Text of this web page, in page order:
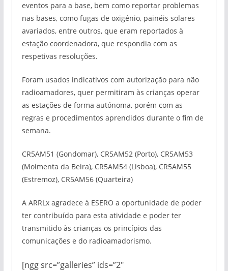
eventos para a base, bem como reportar problemas
nas bases, como fugas de oxigénio, painéis solares
avariados, entre outros, que eram reportados à
estação coordenadora, que respondia com as
respetivas resoluções.
Foram usados indicativos com autorização para não
radioamadores, quer permitiram às crianças operar
as estações de forma autónoma, porém com as
regras e procedimentos aprendidos durante o fim de
semana.
CR5AM51 (Gondomar), CR5AM52 (Porto), CR5AM53
(Moimenta da Beira), CR5AM54 (Lisboa), CR5AM55
(Estremoz), CR5AM56 (Quarteira)
A ARRLx agradece à ESERO a oportunidade de poder
ter contribuído para esta atividade e poder ter
transmitido às crianças os princípios das
comunicações e do radioamadorismo.
[ngg src=”galleries” ids=”2″